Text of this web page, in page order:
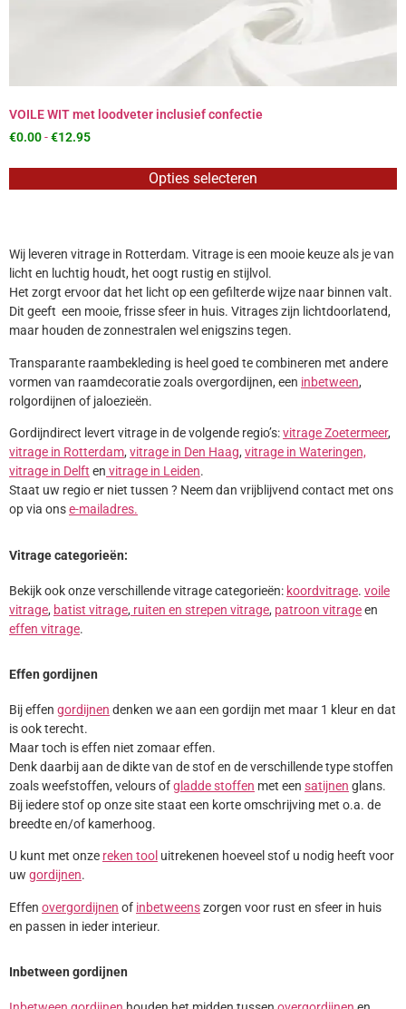
VOILE WIT met loodveter inclusief confectie
€0.00-€12.95
Opties selecteren
Wij leveren vitrage in Rotterdam. Vitrage is een mooie keuze als je van
licht en luchtig houdt, het oogt rustig en stijlvol.
Het zorgt ervoor dat het licht op een gefilterde wijze naar binnen valt.
Dit geeft een mooie, frisse sfeer in huis. Vitrages zijn lichtdoorlatend,
maar houden de zonnestralen wel enigszins tegen.
Transparante raambekleding is heel goed te combineren met andere
vormen van raamdecoratie zoals overgordijnen, een inbetween,
rolgordijnen of jaloezieën.
Gordijndirect levert vitrage in de volgende regio’s:vitrage Zoetermeer,
vitrage in Rotterdam, vitrage in Den Haag, vitrage in Wateringen,
vitrage in Delft en vitrage in Leiden.
Staat uw regio er niet tussen ? Neem dan vrijblijvend contact met ons
op via onse-mailadres.
Vitrage categorieën:
Bekijk ook onze verschillende vitrage categorieën: koordvitrage. voile
vitrage, batist vitrage, ruiten en strepen vitrage, patroon vitrageen
effen vitrage.
Effen gordijnen
Bij effen gordijnen denken we aan een gordijn met maar 1 kleur en dat
is ook terecht.
Maar toch is effen niet zomaar effen.
Denk daarbij aan de dikte van de stof en de verschillende type stoffen
zoals weefstoffen, velours ofgladde stoffen met een satijnen glans.
Bij iedere stof op onze site staat een korte omschrijving met o.a. de
breedte en/of kamerhoog.
U kunt met onze reken tool uitrekenen hoeveel stof u nodig heeft voor
uw gordijnen.
Effen overgordijnen of inbetweenszorgen voor rust en sfeer in huis
en passen in ieder interieur.
Inbetween gordijnen